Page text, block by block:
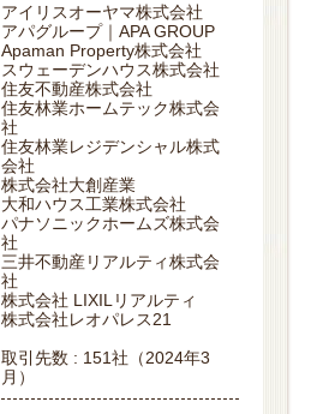
アイリスオーヤマ株式会社
アパグループ｜APA GROUP
Apaman Property株式会社
スウェーデンハウス株式会社
住友不動産株式会社
住友林業ホームテック株式会
社
住友林業レジデンシャル株式
会社
株式会社大創産業
大和ハウス工業株式会社
パナソニックホームズ株式会
社
三井不動産リアルティ株式会
社
株式会社 LIXILリアルティ
株式会社レオパレス21
取引先数 : 151社（2024年3
月）